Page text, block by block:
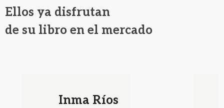
Ellos ya disfrutan
de su libro en el mercado
Inma Ríos